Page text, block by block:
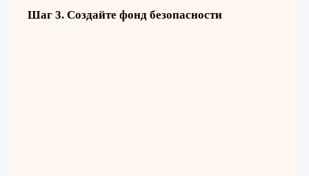
Шаг 3. Создайте фонд безопасности